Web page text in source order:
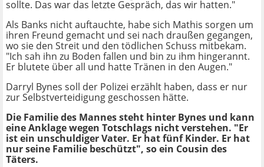
sollte. Das war das letzte Gespräch, das wir hatten."
Als Banks nicht auftauchte, habe sich Mathis sorgen um
ihren Freund gemacht und sei nach draußen gegangen,
wo sie den Streit und den tödlichen Schuss mitbekam.
"Ich sah ihn zu Boden fallen und bin zu ihm hingerannt.
Er blutete über all und hatte Tränen in den Augen."
Darryl Bynes soll der Polizei erzählt haben, dass er nur
zur Selbstverteidigung geschossen hätte.
Die Familie des Mannes steht hinter Bynes und kann
eine Anklage wegen Totschlags nicht verstehen. "Er
ist ein unschuldiger Vater. Er hat fünf Kinder. Er hat
nur seine Familie beschützt", so ein Cousin des
Täters.